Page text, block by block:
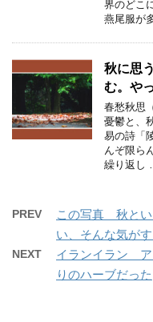
界のどこ
燕尾服が
秋に思
む。や
春愁秋思
憂鬱と、
易の詩「
んぞ限ら
繰り返し
PREV
この写真 秋とい
い、そんな気が
NEXT
イランイラン ア
りのハーブだった